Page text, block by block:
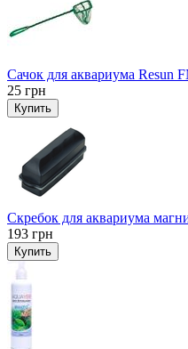
Сачок для аквариума Resun
25 грн
Купить
Скребок для аквариума
193 грн
Купить